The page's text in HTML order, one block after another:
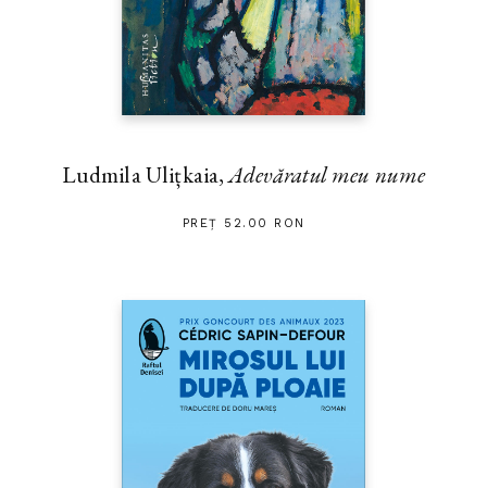
Ludmila Ulițkaia,Adevăratul meu nume
PREȚ 52.00 RON